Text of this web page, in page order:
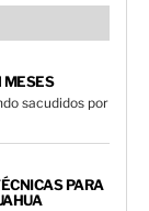
MESES
sacudidos por
PARA